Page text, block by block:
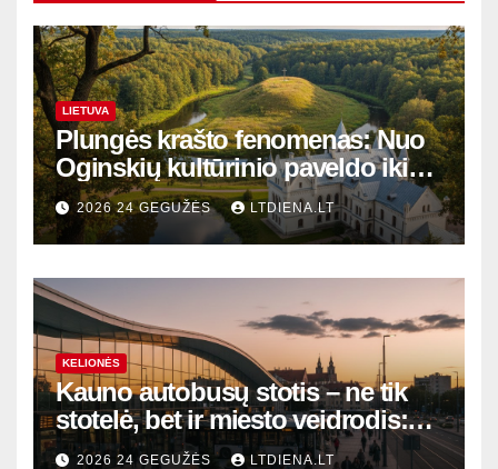
LIETUVA
Plungės krašto fenomenas: Nuo
Oginskių kultūrinio paveldo iki
Žemaitijos gamtos perlų
2026 24 GEGUŽĖS LTDIENA.LT
KELIONĖS
Kauno autobusų stotis – ne tik
stotelė, bet ir miesto veidrodis:
modernūs vartai į laikinąją
2026 24 GEGUŽĖS LTDIENA.LT